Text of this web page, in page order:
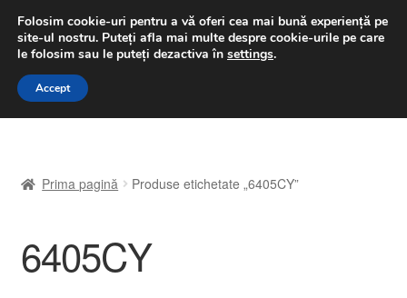
LIVRARE de la 33 lei
luni-vineri 9 a.m. - 4 p.m.031 229 6816
Sari
Sari
A lua legatura
Contul meu
Prima pagină Produse etichetate „6405CY”
6405CY
Folosim cookie-uri pentru a vă oferi cea mai bună experiență pe
site-ul nostru. Puteți afla mai multe despre cookie-urile pe care
le folosim sau le puteți dezactiva în settings.
Accept